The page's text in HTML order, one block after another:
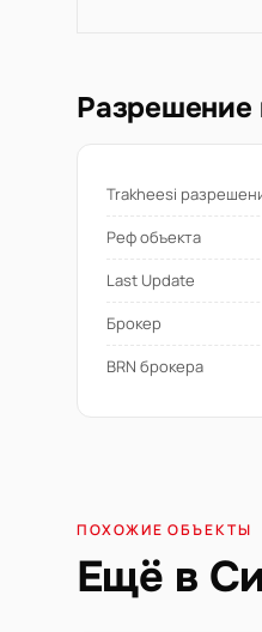
Разрешение
Trakheesi
Реф объекта
Last Update
Брокер
BRN брокера
ПОХОЖИЕ ОБЪЕКТЫ
Ещё в